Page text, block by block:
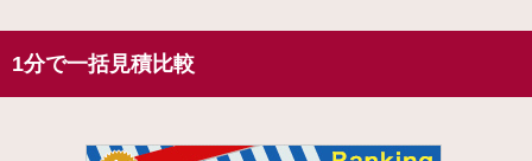
1分で一括見積比較